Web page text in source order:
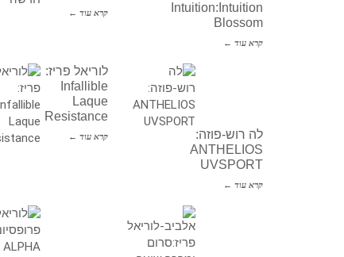
קרא עוד ←
Intuition:Intuition
Blossom
קרא עוד ←
לוריאל פריז:
Infallible
Laque
Resistance
קרא עוד ←
לה רוש-פוזה:
ANTHELIOS
UVSPORT
קרא עוד ←